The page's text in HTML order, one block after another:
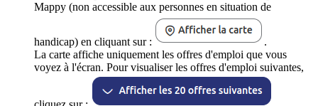
Mappy (non accessible aux personnes en situation de
handicap) en cliquant sur :
.
La carte affiche uniquement les offres d'emploi que vous
voyez à l'écran. Pour visualiser les offres d'emploi suivantes,